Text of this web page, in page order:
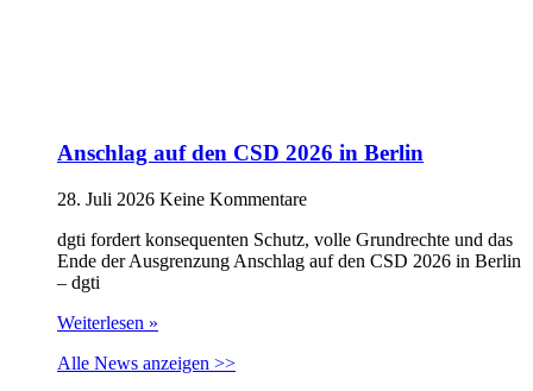
Anschlag auf den CSD 2026 in Berlin
28. Juli 2026 Keine Kommentare
dgti fordert konsequenten Schutz, volle Grundrechte und das
Ende der Ausgrenzung Anschlag auf den CSD 2026 in Berlin
– dgti
Weiterlesen »
Alle News anzeigen >>